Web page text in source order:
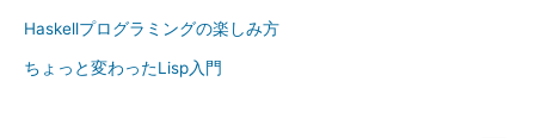
Haskellプログラミングの楽しみ方
ちょっと変わったLisp入門